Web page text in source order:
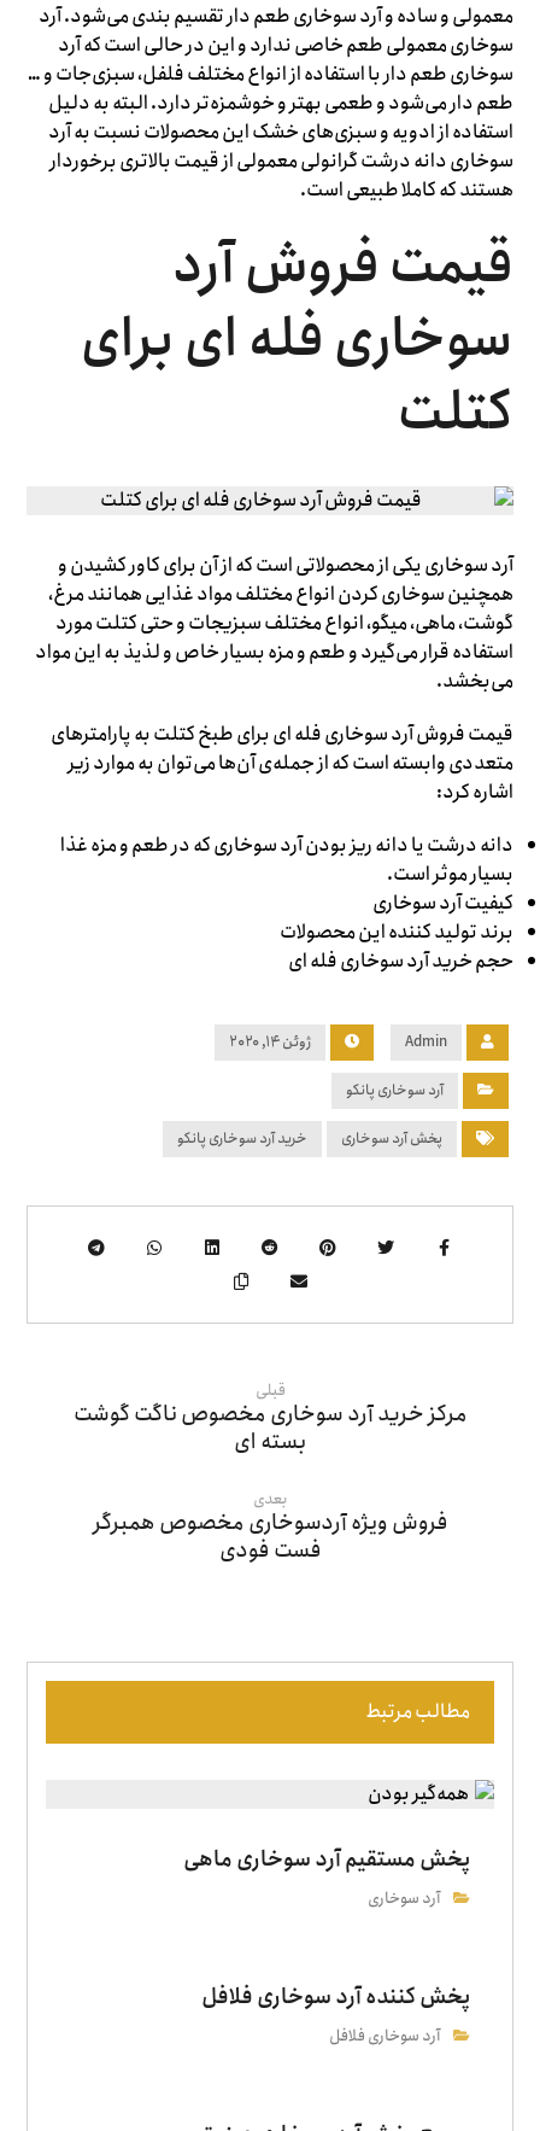
معمولی و ساده و آرد سوخاری طعم دار تقسیم بندی می‌شود. آرد
سوخاری معمولی طعم خاصی ندارد و این در حالی است که آرد
سوخاری طعم دار با استفاده از انواع مختلف فلفل، سبزی‌جات و …
طعم دار می‌شود و طعمی بهتر و خوشمزه‌تر دارد. البته به دلیل
استفاده از ادویه و سبزی‌های خشک این محصولات نسبت به آرد
سوخاری دانه درشت گرانولی معمولی از قیمت بالاتری برخوردار
هستند که کاملا طبیعی است.
قیمت فروش آرد
سوخاری فله ای برای
کتلت
آرد سوخاری یکی از محصولاتی است که از آن برای کاور کشیدن و
همچنین سوخاری کردن انواع مختلف مواد غذایی همانند مرغ،
گوشت، ماهی، میگو، انواع مختلف سبزیجات و حتی کتلت مورد
استفاده قرار می‌گیرد و طعم و مزه بسیار خاص و لذیذ به این مواد
می‌بخشد.
قیمت فروش آرد سوخاری فله ای برای طبخ کتلت به پارامترهای
متعددی وابسته است که از جمله‌ی آن‌ها می‌توان به موارد زیر
اشاره کرد:
دانه درشت یا دانه ریز بودن آرد سوخاری که در طعم و مزه غذا
بسیار موثر است.
کیفیت آرد سوخاری
برند تولید کننده این محصولات
حجم خرید آرد سوخاری فله ای
Admin ژوئن ۱۴, ۲۰۲۰
آرد سوخاری پانکو
پخش آرد سوخاری خرید آرد سوخاری پانکو
قبلی
مرکز خرید آرد سوخاری مخصوص ناگت گوشت
بسته ای
بعدی
فروش ویژه آردسوخاری مخصوص همبرگر
فست فودی
مطالب مرتبط
پخش مستقیم آرد سوخاری ماهی
آرد سوخاری
پخش‌ کننده آرد سوخاری فلافل
آرد سوخاری فلافل